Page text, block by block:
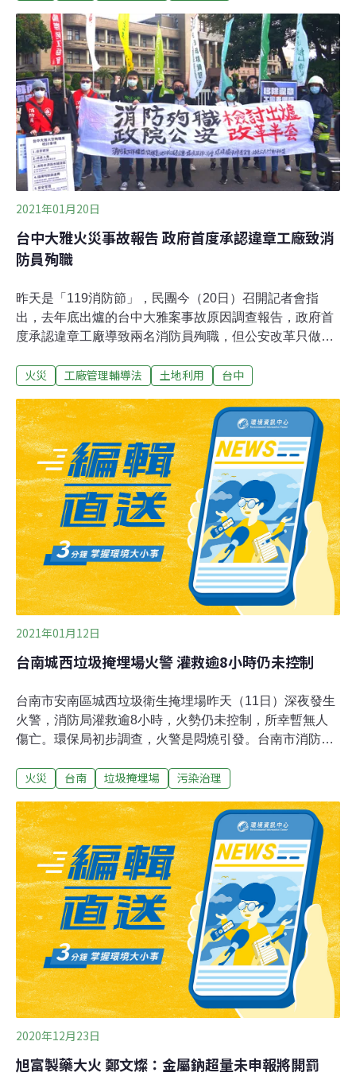
填，然後直接由我們垃圾車運來這邊，我們這邊沒有查覺
到跟一般垃圾堆置，然後造成復燃動作。」但因為掩埋場
位處偏僻，這次火燒事件也反映當地消防水源補充的不
足。對此環保局表示，去年底針對雲縣內總共20處垃圾掩
埋場總體檢，就是希望各公所能提升管理場地能力，未來
會持續輔導或透過經費補助，將掩埋場所欠缺的設施補
足，減少類似火燒事件再發生。
2021年01月20日
台中大雅火災事故報告 政府首度承認違章工廠致消
防員殉職
昨天是「119消防節」，民團今（20日）召開記者會指
出，去年底出爐的台中大雅案事故原因調查報告，政府首
度承認違章工廠導致兩名消防員殉職，但公安改革只做半
生。根據農委會最新盤查資料，違章工廠總面積達1萬
估算，台灣每年約新增4000至6000間農地違章工廠。
2019年10月，台中市大雅區的農地違章工廠發生火災，該
工廠在2015年就已進入排拆階段，卻遲遲未落實拆除。去
（2020）年底出爐的事故原因調查報告中，除了提出水源
運用效率不佳、指揮不當等問題，更是政府首度承認違章
工廠導致消防員殉職。
火災 工廠管理輔導法 土地利用 台中
2021年01月12日
台南城西垃圾掩埋場火警 灌救逾8小時仍未控制
台南市安南區城西垃圾衛生掩埋場昨天（11日）深夜發生
火警，消防局灌救逾8小時，火勢仍未控制，所幸暫無人
傷亡。環保局初步調查，火警是悶燒引發。台南市消防局
路口的城西垃圾衛生掩埋場發生火警，立刻派出人車灌
警處位置空曠偏僻，且寒流來襲風力較大，助燃火勢，甚
至燒到防風林，消防局出動多個分隊灌救，並通知消防署
及林務局。環保局初步調查，火警發生地因有木屑暫置
區，這幾天因下雨產生沼氣，昨晚引起悶燒，風大火苗飛
到樹枝暫置區，才引起大火。環保局將檢討原因及責任，
避免再發生。
火災 台南 垃圾掩埋場 污染治理
2020年12月23日
旭富製藥大火 鄭文燦：金屬鈉超量未申報將開罰